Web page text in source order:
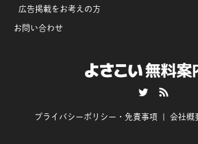
広告掲載をお考えの方
お問い合わせ
プライバシーポリシー・免責事項 会社概